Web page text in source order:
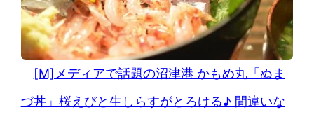
[M]メディアで話題の沼津港 かもめ丸「ぬま
づ丼」桜えびと生しらすがとろける♪ 間違いな